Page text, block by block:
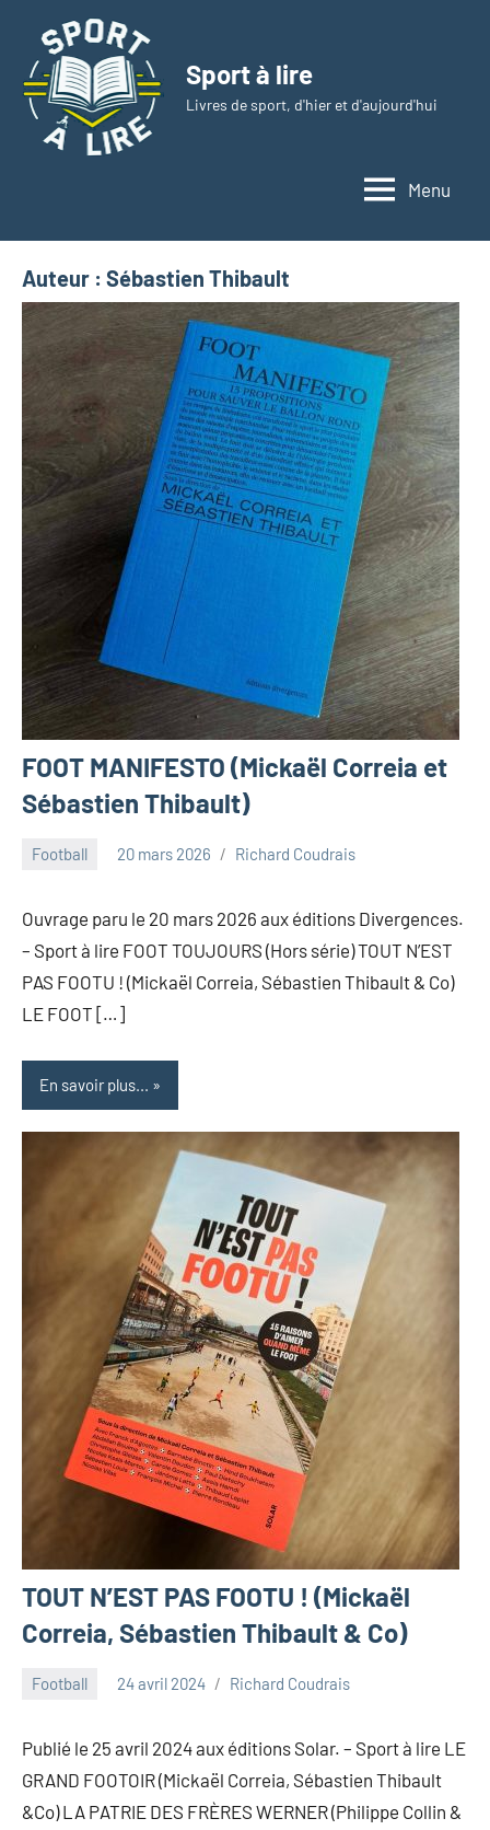
contenu
Sport à lire
Livres de sport, d'hier et d'aujourd'hui
Menu
Auteur : Sébastien Thibault
FOOT MANIFESTO (Mickaël Correia et
Sébastien Thibault)
Football 20 mars 2026 Richard Coudrais
Ouvrage paru le 20 mars 2026 aux éditions Divergences.
– Sport à lire FOOT TOUJOURS (Hors série) TOUT N’EST
PAS FOOTU ! (Mickaël Correia, Sébastien Thibault & Co)
LE FOOT […]
En savoir plus...
TOUT N’EST PAS FOOTU ! (Mickaël
Correia, Sébastien Thibault & Co)
Football 24 avril 2024 Richard Coudrais
Publié le 25 avril 2024 aux éditions Solar. – Sport à lire LE
GRAND FOOTOIR (Mickaël Correia, Sébastien Thibault
&Co) LA PATRIE DES FRÈRES WERNER (Philippe Collin &